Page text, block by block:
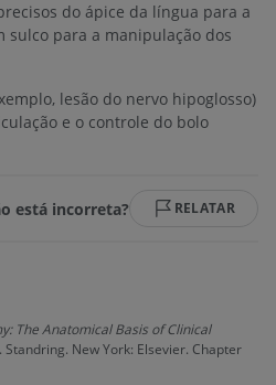
do ápice da língua para a
sulco para a manipulação dos
lesão do nervo hipoglosso)
e o controle do bolo
está incorreta? RELATAR
The Anatomical Basis of Clinical
Standring. New York: Elsevier. Chapter